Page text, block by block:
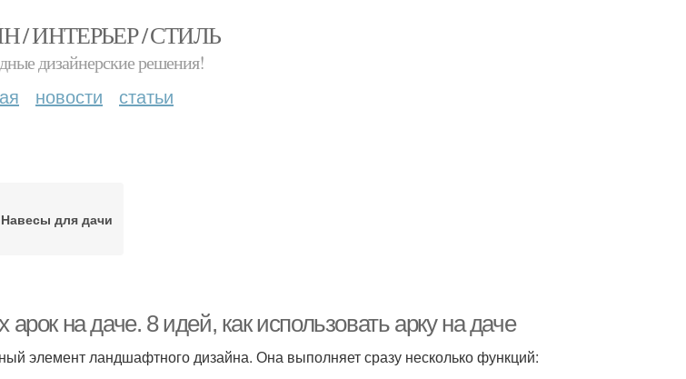
/ ИНТЕРЬЕР / СТИЛЬ
дизайнерские решения!
новости статьи
Навесы для дачи
на даче. 8 идей, как использовать арку на даче
элемент ландшафтного дизайна. Она выполняет сразу несколько функций: